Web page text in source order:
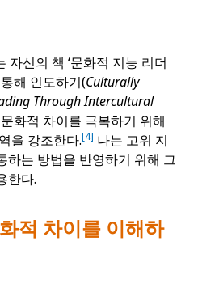
신의 책 ‘문화적 지능 리더
해 인도하기(Culturally
Through Intercultural
화적 차이를 극복하기 위해
을 강조한다.[4] 나는 고위 지
하는 방법을 반영하기 위해 그
한다.
적 차이를 이해하